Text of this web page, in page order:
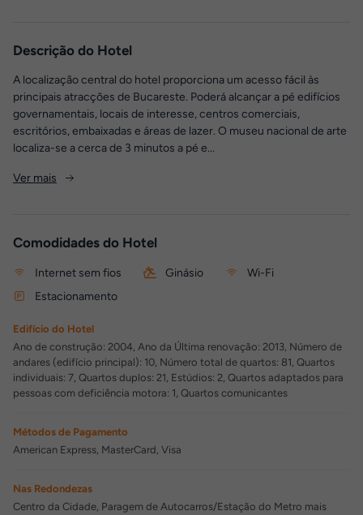
Descrição do Hotel
A localização central do hotel proporciona um acesso fácil às
principais atracções de Bucareste. Poderá alcançar a pé edifícios
governamentais, locais de interesse, centros comerciais,
escritórios, embaixadas e áreas de lazer. O museu nacional de arte
localiza-se a cerca de 3 minutos a pé e...
Ver mais
Comodidades do Hotel
Internet sem fios Ginásio
Wi-Fi
Estacionamento
Edifício do Hotel
Ano de construção: 2004, Ano da Última renovação: 2013, Número de
andares (edifício principal): 10, Número total de quartos: 81, Quartos
individuais: 7, Quartos duplos: 21, Estúdios: 2, Quartos adaptados para
pessoas com deficiência motora: 1, Quartos comunicantes
Métodos de Pagamento
American Express, MasterCard, Visa
Nas Redondezas
Centro da Cidade, Paragem de Autocarros/Estação do Metro mais